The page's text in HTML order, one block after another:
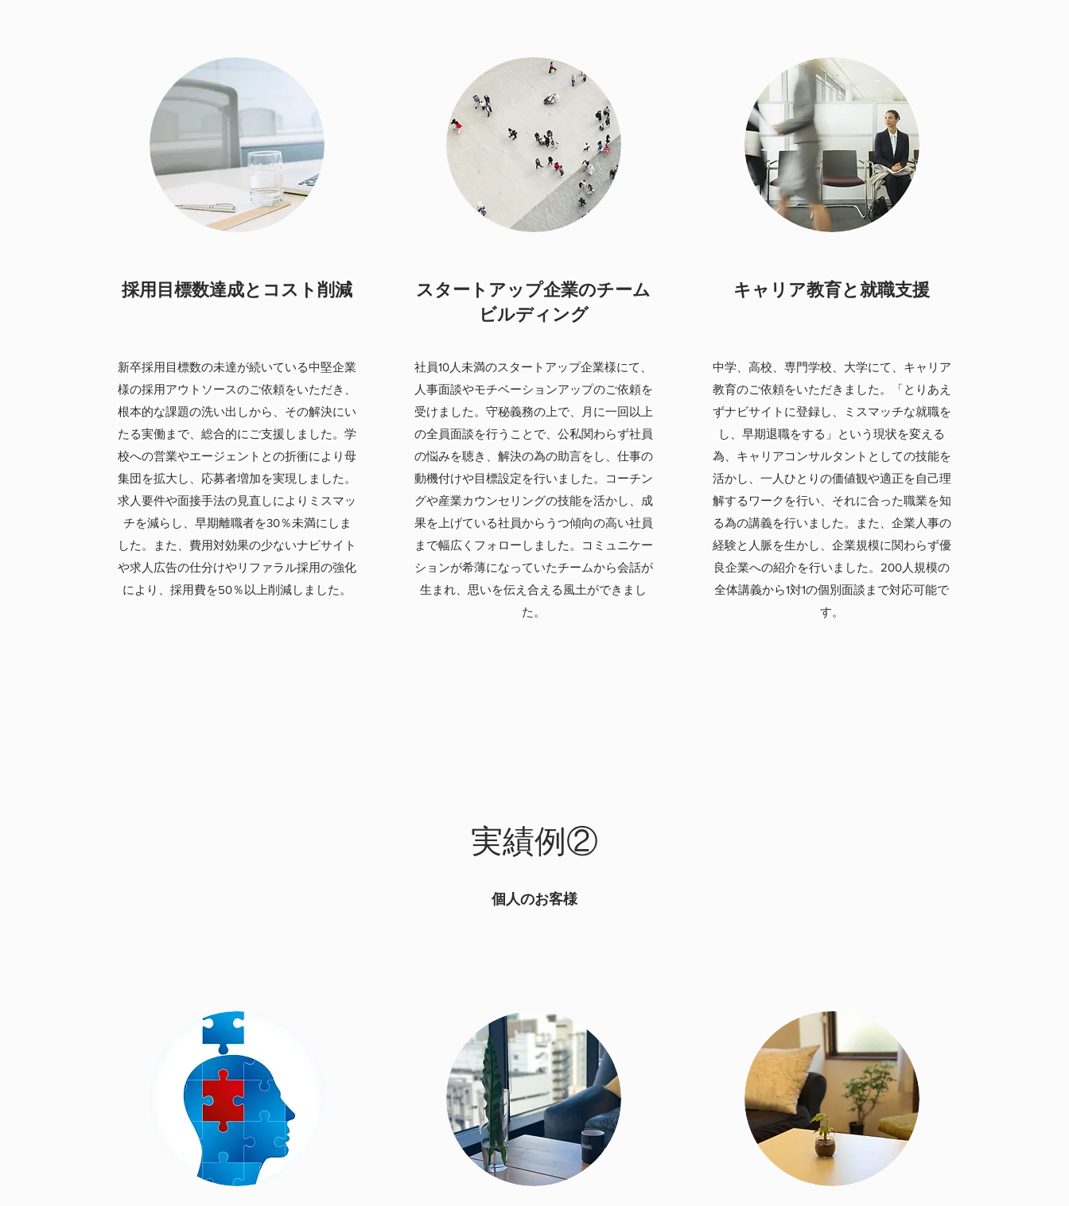
採用目標数達成とコスト削減
新卒採用目標数の未達が続いている中堅企業
様の採用アウトソースのご依頼をいただき、
根本的な課題の洗い出しから、その解決にい
たる実働まで、総合的にご支援しました。学
校への営業やエージェントとの折衝により母
集団を拡大し、応募者増加を実現しました。
求人要件や面接手法の見直しによりミスマッ
チを減らし、早期離職者を30％未満にしま
した。また、費用対効果の少ないナビサイト
や求人広告の仕分けやリファラル採用の強化
により、採用費を50％以上削減しました。
スタートアップ企業のチーム
ビルディング
社員10人未満のスタートアップ企業様にて、
人事面談やモチベーションアップのご依頼を
受けました。守秘義務の上で、月に一回以上
の全員面談を行うことで、公私関わらず社員
の悩みを聴き、解決の為の助言をし、仕事の
動機付けや目標設定を行いました。コーチン
グや産業カウンセリングの技能を活かし、成
果を上げている社員からうつ傾向の高い社員
まで幅広くフォローしました。コミュニケー
ションが希薄になっていたチームから会話が
生まれ、思いを伝え合える風土ができまし
た。
キャリア教育と就職支援
​中学、高校、専門学校、大学にて、キャリア
教育のご依頼をいただきました。「とりあえ
ずナビサイトに登録し、ミスマッチな就職を
し、早期退職をする」という現状を変える
為、キャリアコンサルタントとしての技能を
活かし、一人ひとりの価値観や適正を自己理
解するワークを行い、それに合った職業を知
る為の講義を行いました。また、企業人事の
経験と人脈を生かし、企業規模に関わらず優
良企業への紹介​を行いました。200人規模の
全体講義から1対1の個別面談まで対応可能で
す。
実績例②
個人のお客様